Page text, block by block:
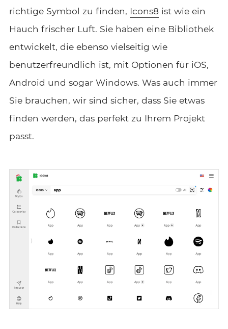
richtige Symbol zu finden, Icons8 ist wie ein
Hauch frischer Luft. Sie haben eine Bibliothek
entwickelt, die ebenso vielseitig wie
benutzerfreundlich ist, mit Optionen für iOS,
Android und sogar Windows. Was auch immer
Sie brauchen, wir sind sicher, dass Sie etwas
finden werden, das perfekt zu Ihrem Projekt
passt.